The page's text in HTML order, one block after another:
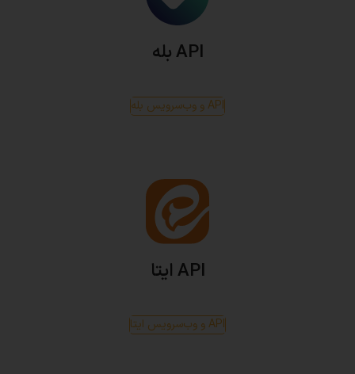
API بله
API و وب‌سرویس بله
API ایتا
API و وب‌سرویس ایتا